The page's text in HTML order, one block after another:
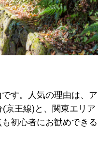
す。人気の理由は、ア
京王線)と、関東エリア
初心者にお勧めできる